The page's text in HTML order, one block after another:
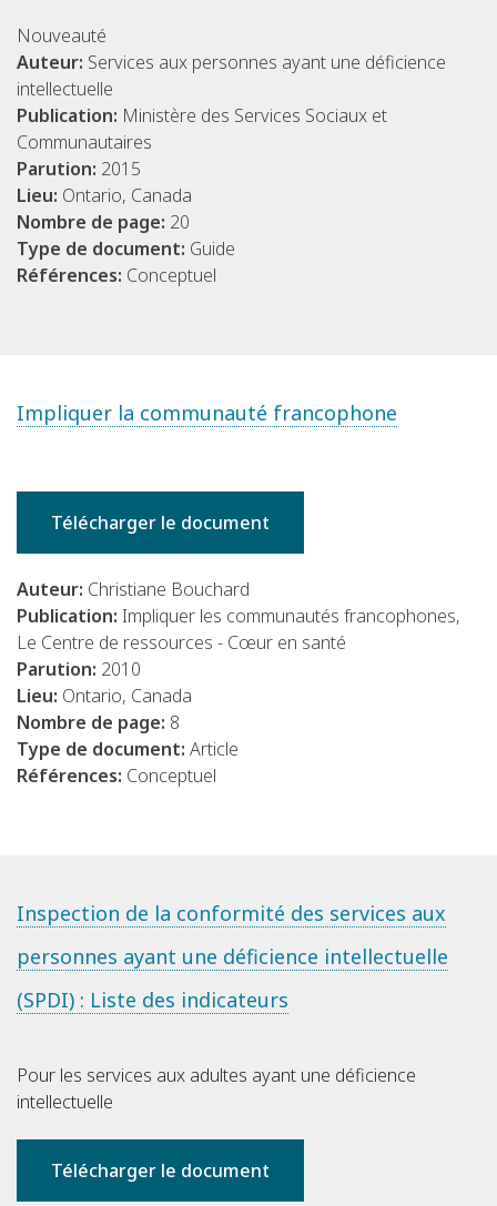
Nouveauté
Auteur: Services aux personnes ayant une déficience
intellectuelle
Publication: Ministère des Services Sociaux et
Communautaires
Parution: 2015
Lieu: Ontario, Canada
Nombre de page: 20
Type de document: Guide
Références: Conceptuel
Impliquer la communauté francophone
Télécharger le document
Auteur: Christiane Bouchard
Publication: Impliquer les communautés francophones,
Le Centre de ressources - Cœur en santé
Parution: 2010
Lieu: Ontario, Canada
Nombre de page: 8
Type de document: Article
Références: Conceptuel
Inspection de la conformité des services aux
personnes ayant une déficience intellectuelle
(SPDI) : Liste des indicateurs
Pour les services aux adultes ayant une déficience
intellectuelle
Télécharger le document